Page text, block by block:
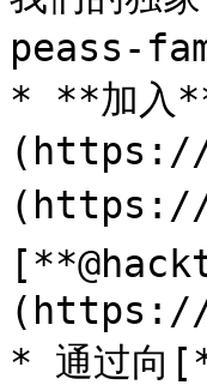
peass-
* **加入
(https://
(https://
* 通过向